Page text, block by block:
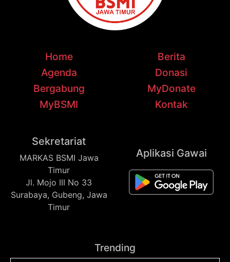
Home
Berita
Agenda
Donasi
Bergabung
MyDonate
MyBSMI
Kontak
Sekretariat
MARKAS BSMI Jawa
Timur
Jl. Mojo III No 33
Surabaya, Gubeng, Jawa
Timur
Aplikasi Gawai
Trending